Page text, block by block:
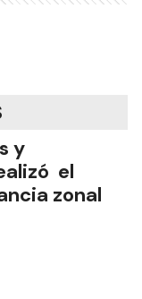
y
el
zonal